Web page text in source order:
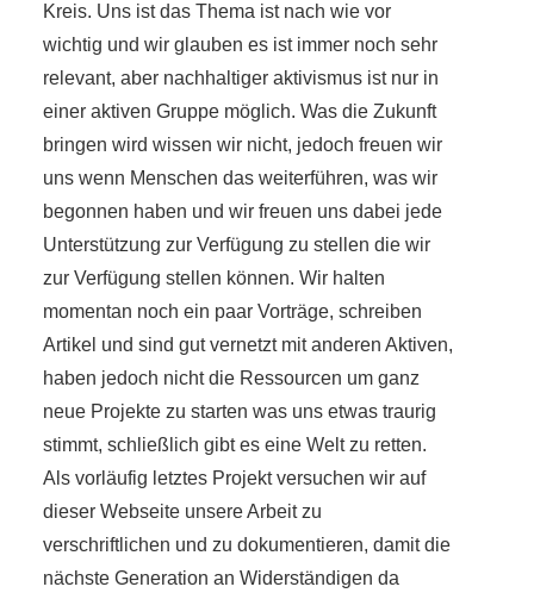
Kreis. Uns ist das Thema ist nach wie vor
wichtig und wir glauben es ist immer noch sehr
relevant, aber nachhaltiger aktivismus ist nur in
einer aktiven Gruppe möglich. Was die Zukunft
bringen wird wissen wir nicht, jedoch freuen wir
uns wenn Menschen das weiterführen, was wir
begonnen haben und wir freuen uns dabei jede
Unterstützung zur Verfügung zu stellen die wir
zur Verfügung stellen können. Wir halten
momentan noch ein paar Vorträge, schreiben
Artikel und sind gut vernetzt mit anderen Aktiven,
haben jedoch nicht die Ressourcen um ganz
neue Projekte zu starten was uns etwas traurig
stimmt, schließlich gibt es eine Welt zu retten.
Als vorläufig letztes Projekt versuchen wir auf
dieser Webseite unsere Arbeit zu
verschriftlichen und zu dokumentieren, damit die
nächste Generation an Widerständigen da